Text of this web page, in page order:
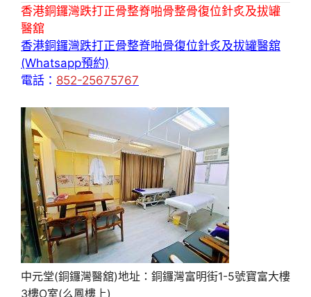
香港銅鑼灣跌打正骨整脊啪骨整骨復位針炙及拔罐
醫舘
香港銅鑼灣跌打正骨整脊啪骨復位針炙及拔罐醫舘
(Whatsapp預約)
電話： 852-25675767
中元堂(銅鑼灣醫舘)地址：銅鑼灣富明街1-5號寶富大樓
3樓O室(么鳳樓上)